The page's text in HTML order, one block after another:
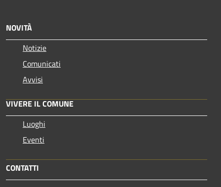
NOVITÀ
Notizie
Comunicati
Avvisi
VIVERE IL COMUNE
Luoghi
Eventi
CONTATTI